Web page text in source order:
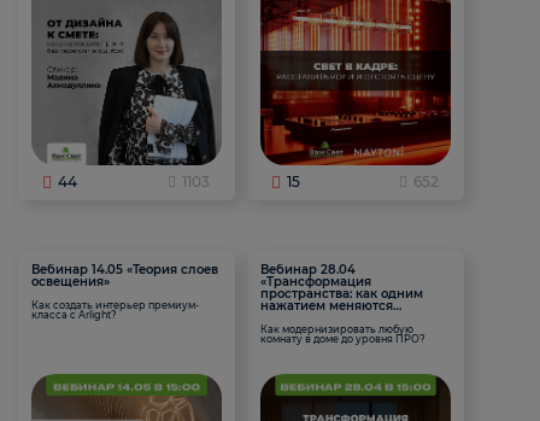
44 1103 15 652
Вебинар 14.05 «Теория слоев
освещения»
Как создать интерьер премиум-
класса с Arlight?
Вебинар 28.04
«Трансформация
пространства: как одним
нажатием меняются
Как модернизировать любую
комнату в доме до уровня ПРО?